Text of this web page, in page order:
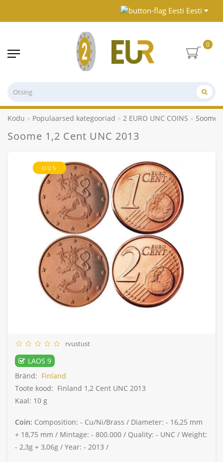
Eesti
0
Kodu Populaarsed kategooriad 2 EURO UNC COINS Soome
Soome 1,2 Cent UNC 2013
UUS
rvustust
LAOS 9
Bränd: Finland
Toote kood: Finland 1,2 Cent UNC 2013
Kaal: 10 g
Coin: Composition: - Cu/Ni/Brass / Diameter: - 16,25 mm
+ 18,75 mm / Mintage: - 800.000 / Quality: - UNC / Weight:
- 2,3g + 3,06g / Year: - 2013 /